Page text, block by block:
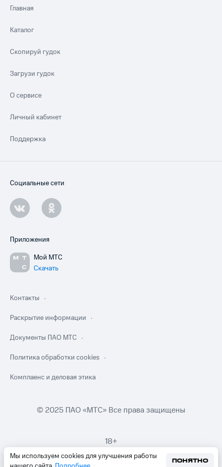
Мы используем cookies для улучшения работы
ПОНЯТНО
Главная
Каталог
Скопируй гудок
Загрузи гудок
О сервисе
Личный кабинет
Поддержка
Социальные сети
Приложения
Мой МТС
Скачать
Контакты
Раскрытие информации
Документы ПАО МТС
Политика обработки cookies
Комплаенс и деловая этика
© 2025 ПАО «МТС» Все права защищены
18+